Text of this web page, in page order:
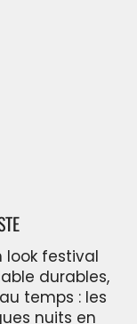
look festival
durables,
temps : les
nuits en